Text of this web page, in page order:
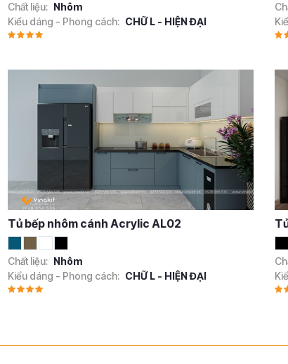
Chất liệu: Nhôm
Kiểu dáng - Phong cách: CHỮ L - HIỆN ĐẠI
Tủ bếp nhôm cánh Acrylic AL02
Chất liệu: Nhôm
Kiểu dáng - Phong cách: CHỮ L - HIỆN ĐẠI